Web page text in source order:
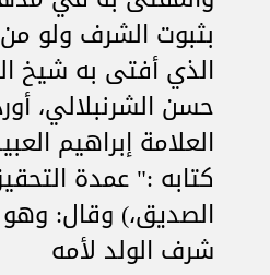
بثبوت الشرف ولو
الذي أفتى به شيخ
حسن الشرنبلالي،
العلامة إبراهيم
كتابه :" عمدة
الصديق،) وقال:
شرف الولد لأمه